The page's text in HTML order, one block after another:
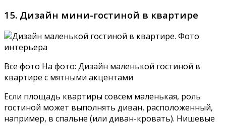
15. Дизайн мини-гостиной в квартире
Все фото На фото: Дизайн маленькой гостиной в
квартире с мятными акцентами
Если площадь квартиры совсем маленькая, роль
гостиной может выполнять диван, расположенный,
например, в спальне (или диван-кровать). Нишевые